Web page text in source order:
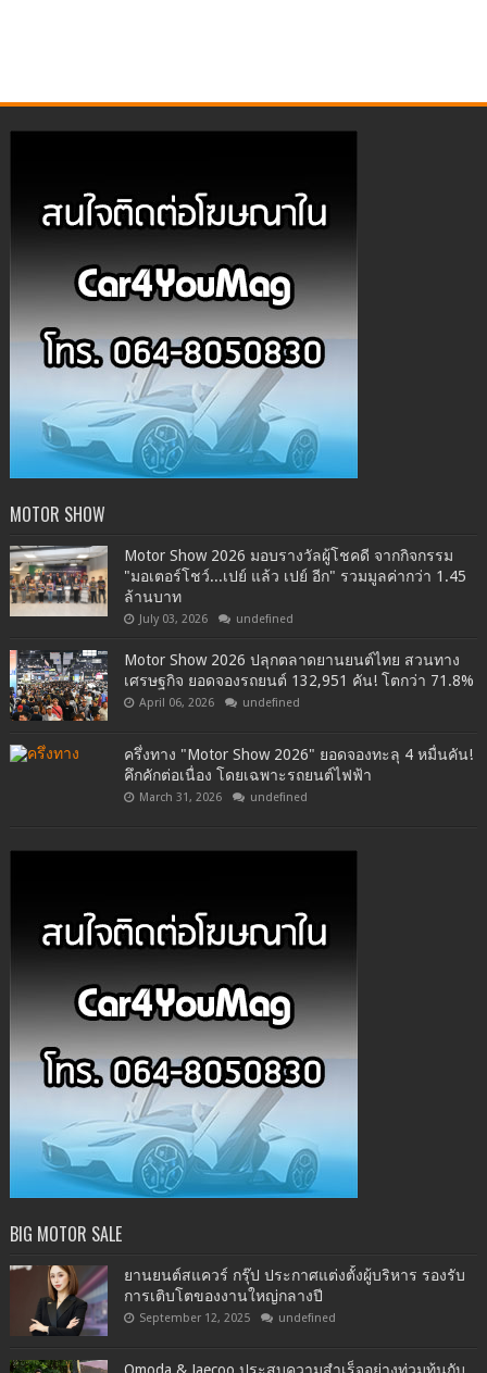
MOTOR SHOW
Motor Show 2026 มอบรางวัลผู้โชคดี จากกิจกรรม
"มอเตอร์โชว์...เปย์ แล้ว เปย์ อีก" รวมมูลค่ากว่า 1.45
ล้านบาท
July 03, 2026 undefined
Motor Show 2026 ปลุกตลาดยานยนต์ไทย สวนทาง
เศรษฐกิจ ยอดจองรถยนต์ 132,951 คัน! โตกว่า 71.8%
April 06, 2026 undefined
ครึ่งทาง "Motor Show 2026" ยอดจองทะลุ 4 หมื่นคัน!
คึกคักต่อเนื่อง โดยเฉพาะรถยนต์ไฟฟ้า
March 31, 2026 undefined
BIG MOTOR SALE
ยานยนต์สแควร์ กรุ๊ป ประกาศแต่งตั้งผู้บริหาร รองรับ
การเติบโตของงานใหญ่กลางปี
September 12, 2025 undefined